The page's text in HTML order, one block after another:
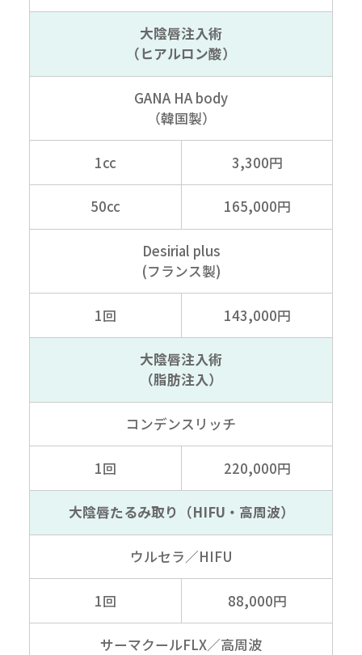
大陰唇注入術
（ヒアルロン酸）
GANA HA body
（韓国製）
1cc 3,300円
50cc 165,000円
Desirial plus
(フランス製)
1回 143,000円
大陰唇注入術
（脂肪注入）
コンデンスリッチ
1回 220,000円
大陰唇たるみ取り （HIFU・高周波）
ウルセラ／HIFU
1回 88,000円
サーマクールFLX／高周波